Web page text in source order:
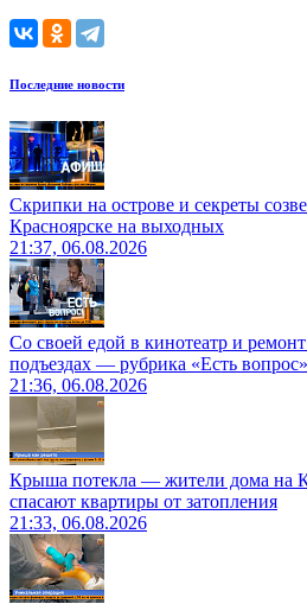
Последние новости
Скрипки на острове и секреты
Красноярске на выходных
21:37, 06.08.2026
Со своей едой в кинотеатр и
подъездах — рубрика «Есть вопрос»
21:36, 06.08.2026
Крыша потекла — жители дома на
спасают квартиры от затопления
21:33, 06.08.2026